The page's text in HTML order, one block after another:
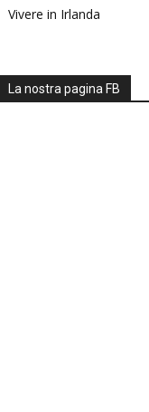
Vivere in Irlanda
La nostra pagina FB